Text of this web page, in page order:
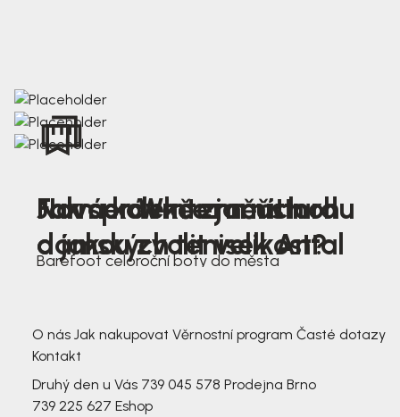
Nová kolekce jarních
dámských tenisek Antal
Jak správně změřit nohu
a jakou zvolit velikost?
Farmer Winter mustard
Barefoot celoroční boty do města
O nás Jak nakupovat Věrnostní program Časté dotazy
Kontakt
Druhý den u Vás 739 045 578 Prodejna Brno
739 225 627 Eshop